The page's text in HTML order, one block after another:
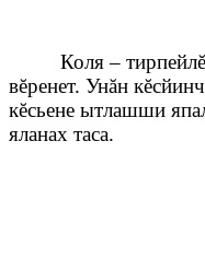
Коля –
вĕренет. Унăн
кĕсьене ытлашши
яланах таса.